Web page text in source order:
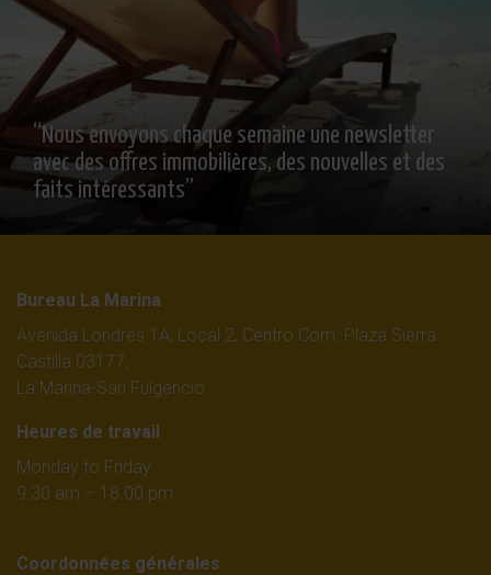
“Nous envoyons chaque semaine une newsletter
avec des offres immobilières, des nouvelles et des
faits intéressants”
Bureau La Marina
Avenida Londres 1A, Local 2, Centro Com. Plaza Sierra
Castilla 03177,
La Marina-San Fulgencio
Heures de travail
Monday to Friday
9.30 am – 18.00 pm
Coordonnées générales